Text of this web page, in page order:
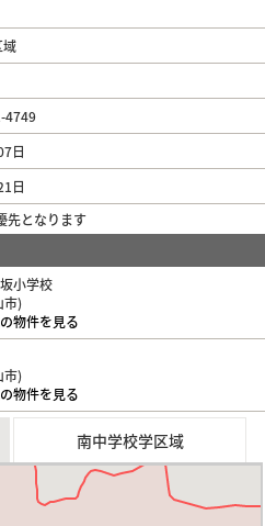
域
4749
日
日
先となります
小学校
市)
物件を見る
市)
物件を見る
南中学校学区域